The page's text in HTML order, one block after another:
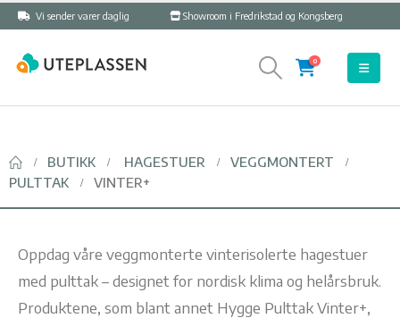
Vi sender varer daglig Showroom i Fredrikstad og Kongsberg
0
BUTIKK HAGESTUER
VEGGMONTERT
PULTTAK
VINTER+
Oppdag våre veggmonterte vinterisolerte hagestuer
med pulttak – designet for nordisk klima og helårsbruk.
Produktene, som blant annet Hygge Pulttak Vinter+,